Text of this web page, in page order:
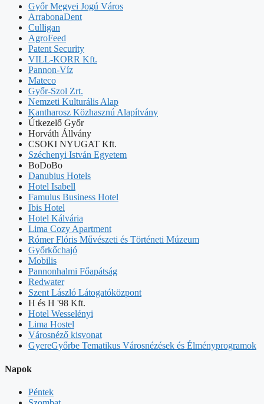
Győr Megyei Jogú Város
ArrabonaDent
Culligan
AgroFeed
Patent Security
VILL-KORR Kft.
Pannon-Víz
Mateco
Győr-Szol Zrt.
Nemzeti Kulturális Alap
Kantharosz Közhasznú Alapítvány
Útkezelő Győr
Horváth Állvány
CSOKI NYUGAT Kft.
Széchenyi István Egyetem
BoDoBo
Danubius Hotels
Hotel Isabell
Famulus Business Hotel
Ibis Hotel
Hotel Kálvária
Lima Cozy Apartment
Rómer Flóris Művészeti és Történeti Múzeum
Győrkőchajó
Mobilis
Pannonhalmi Főapátság
Redwater
Szent László Látogatóközpont
H és H '98 Kft.
Hotel Wesselényi
Lima Hostel
Városnéző kisvonat
GyereGyőrbe Tematikus Városnézések és Élményprogramok
Napok
Péntek